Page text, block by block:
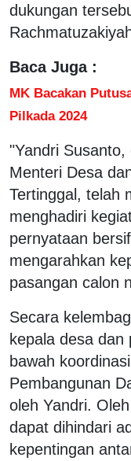
dukungan
Baca Juga :
MK Bacakan
Pilkada 2024
"Yandri Susanto,
Menteri Desa
Tertinggal, telah
menghadiri
pernyataan
mengarahkan
pasangan calon
Secara
kepala desa
bawah
Pembangunan
oleh Yandri.
dapat dihindari
kepentingan